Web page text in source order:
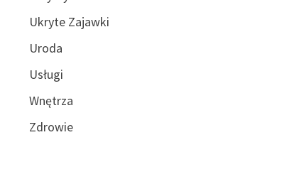
Ukryte Zajawki
Uroda
Usługi
Wnętrza
Zdrowie